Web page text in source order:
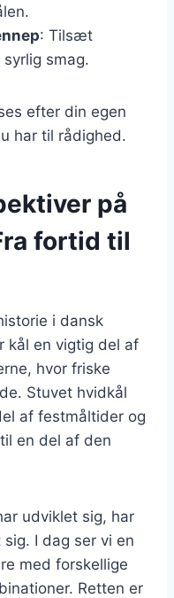
: Tilsæt
smag.
efter din egen
har til rådighed.
på
fortid til
i dansk
kål en vigtig del af
hvor friske
Stuvet hvidkål
af festmåltider og
en del af den
udviklet sig, har
I dag ser vi en
med forskellige
Retten er